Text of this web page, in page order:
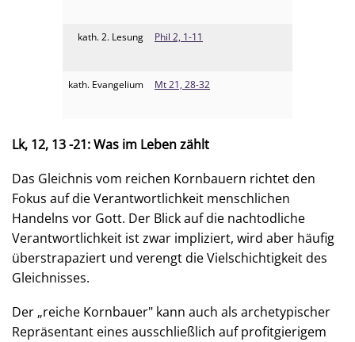
kath. 2. Lesung
kath. Evangelium
Phil 2, 1-11
Mt 21, 28-32
Lk, 12, 13 -21:Was im Leben zählt
Das Gleichnis vom reichen Kornbauern richtet den
Fokus auf die Verantwortlichkeit menschlichen
Handelns vor Gott. Der Blick auf die nachtodliche
Verantwortlichkeit ist zwar impliziert, wird aber häufig
überstrapaziert und verengt die Vielschichtigkeit des
Gleichnisses.
Der „reiche Kornbauer" kann auch als archetypischer
Repräsentant eines ausschließlich auf profitgierigem